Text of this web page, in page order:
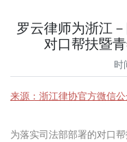
罗云律师为浙江
对口帮扶暨
时
来源：浙江律协官方微信
为落实司法部部署的对口